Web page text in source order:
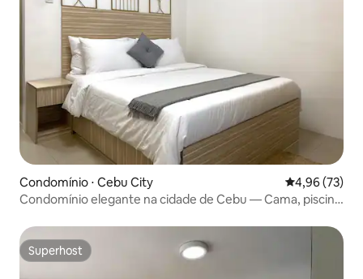
Condomínio ⋅ Cebu City 4,96 de uma
4,96 (73)
Condomínio elegante na cidade de Cebu — Cama, piscina
Superhost
Superhost